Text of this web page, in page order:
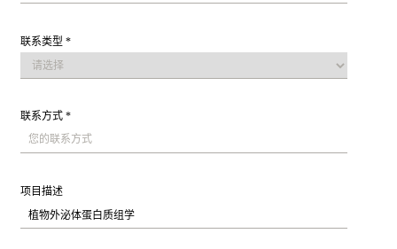
联系类型 *
联系方式 *
项目描述